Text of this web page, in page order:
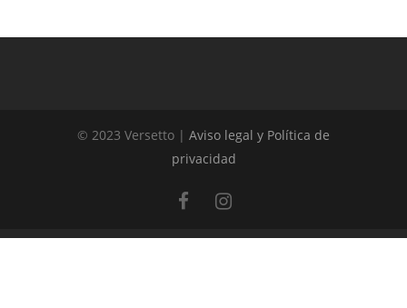
© 2023 Versetto | Aviso legal y Política de
privacidad